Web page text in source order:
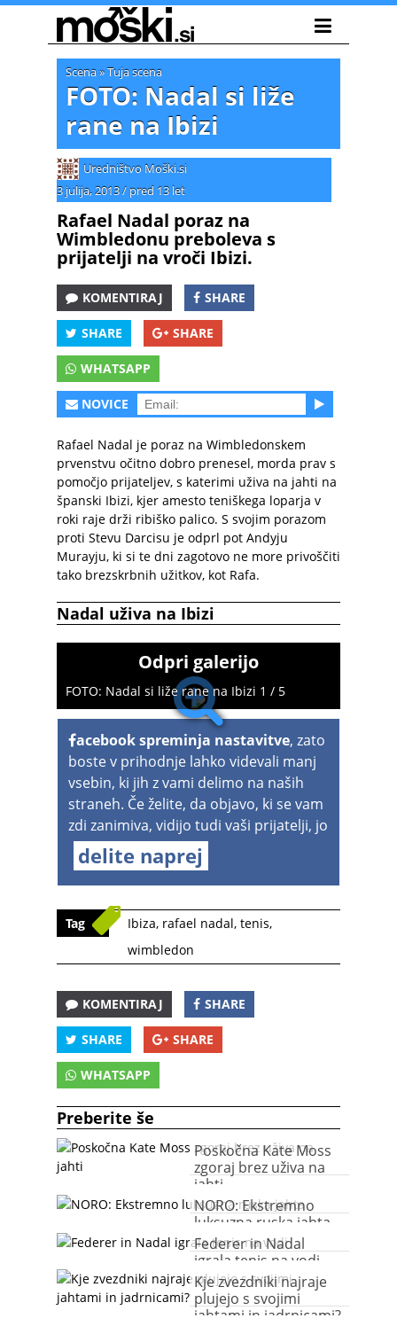
Scena»Tuja scena
FOTO: Nadal si liže
rane na Ibizi
Uredništvo Moški.si
3 julija, 2013/ pred 13 let
Rafael Nadal poraz na
Wimbledonu preboleva s
prijatelji na vroči Ibizi.
KOMENTIRAJ SHARE
SHARE SHARE
WHATSAPP
NOVICE
Rafael Nadal je poraz na Wimbledonskem
prvenstvu očitno dobro prenesel, morda prav s
pomočjo prijateljev, s katerimi uživa na jahti na
španski Ibizi, kjer amesto teniškega loparja v
roki raje drži ribiško palico. S svojim porazom
proti Stevu Darcisu je odprl pot Andyju
Murayju, ki si te dni zagotovo ne more privoščiti
tako brezskrbnih užitkov, kot Rafa.
Nadal uživa na Ibizi
Odpri galerijo
FOTO: Nadal si liže rane na Ibizi 1 / 5
acebook spreminja nastavitve, zato
boste v prihodnje lahko videvali manj
vsebin, ki jih z vami delimo na naših
straneh. Če želite, da objavo, ki se vam
zdi zanimiva, vidijo tudi vaši prijatelji, jo
delite naprej
Tag Ibiza, rafael nadal, tenis,
wimbledon
KOMENTIRAJ SHARE
SHARE SHARE
WHATSAPP
Preberite še
Poskočna Kate Moss
zgoraj brez uživa na
jahti
NORO: Ekstremno
luksuzna ruska jahta
Federer in Nadal
igrala tenis na vodi
Kje zvezdniki najraje
plujejo s svojimi
jahtami in jadrnicami?